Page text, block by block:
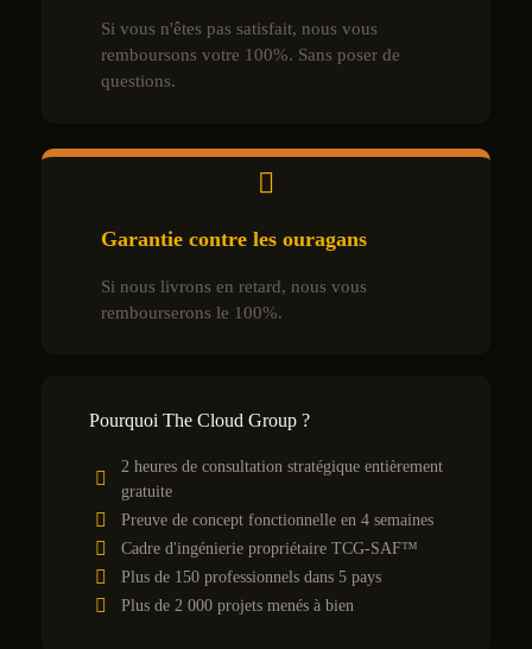
Si vous n'êtes pas satisfait, nous vous
remboursons votre 100%. Sans poser de
questions.
Garantie contre les ouragans
Si nous livrons en retard, nous vous
rembourserons le 100%.
Pourquoi The Cloud Group ?
2 heures de consultation stratégique entièrement
gratuite
Preuve de concept fonctionnelle en 4 semaines
Cadre d'ingénierie propriétaire TCG-SAF™
Plus de 150 professionnels dans 5 pays
Plus de 2 000 projets menés à bien